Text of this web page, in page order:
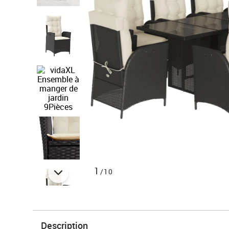
1 /10
Description